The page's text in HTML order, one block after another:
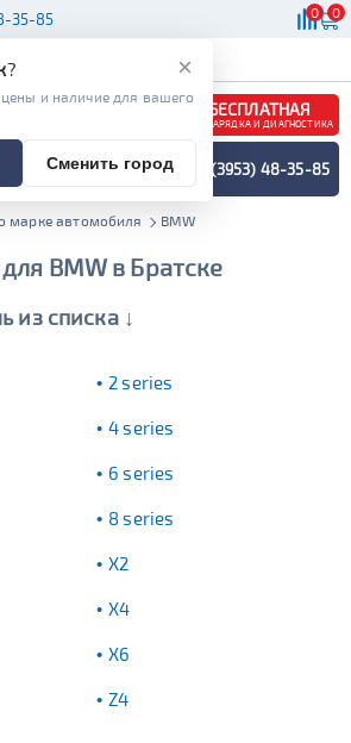
35-85 0 0
БЕСПЛАТНАЯ
ЗАРЯДКА И ДИАГНОСТИКА
+7 (3953) 48-35-85
марке автомобиля BMW
BMW в Братске
из списка ↓
2 series
4 series
6 series
8 series
X2
X4
X6
Z4
×
?
и наличие для вашего
Сменить город